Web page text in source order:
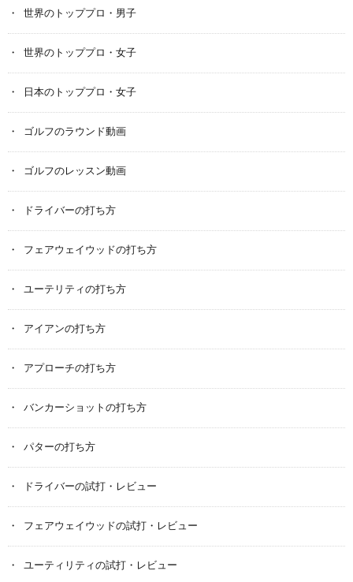
世界のトッププロ・男子
世界のトッププロ・女子
日本のトッププロ・女子
ゴルフのラウンド動画
ゴルフのレッスン動画
ドライバーの打ち方
フェアウェイウッドの打ち方
ユーテリティの打ち方
アイアンの打ち方
アプローチの打ち方
バンカーショットの打ち方
パターの打ち方
ドライバーの試打・レビュー
フェアウェイウッドの試打・レビュー
ユーティリティの試打・レビュー